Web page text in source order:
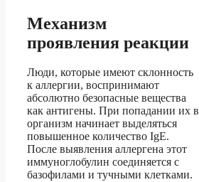
Механизм
проявления реакции
Люди, которые имеют склонность
к аллергии, воспринимают
абсолютно безопасные вещества
как антигены. При попадании их в
организм начинает выделяться
повышенное количество IgE.
После выявления аллергена этот
иммуноглобулин соединяется с
базофилами и тучными клетками.